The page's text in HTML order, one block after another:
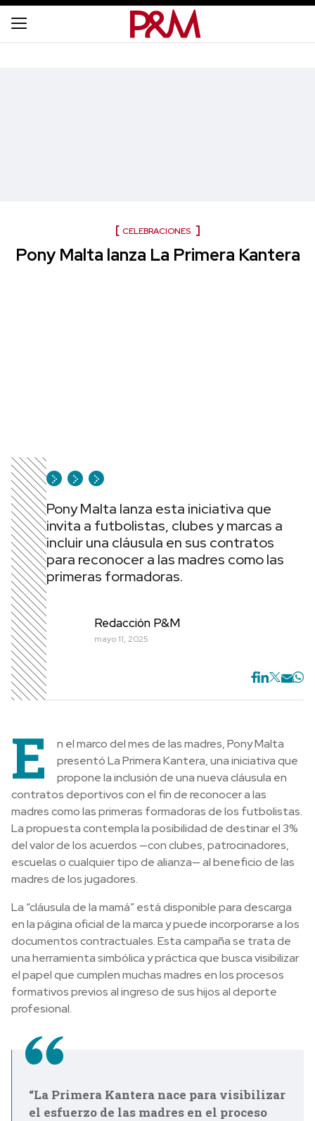
CELEBRACIONES
Pony Malta lanza La Primera Kantera
Pony Malta lanza esta iniciativa que
invita a futbolistas, clubes y marcas a
incluir una cláusula en sus contratos
para reconocer a las madres como las
primeras formadoras.
Redacción P&M
mayo 11, 2025
E
n el marco del mes de las madres, Pony Malta
presentó La Primera Kantera, una iniciativa que
propone la inclusión de una nueva cláusula en
contratos deportivos con el fin de reconocer a las
madres como las primeras formadoras de los futbolistas.
La propuesta contempla la posibilidad de destinar el 3%
del valor de los acuerdos —con clubes, patrocinadores,
escuelas o cualquier tipo de alianza— al beneficio de las
madres de los jugadores.
La “cláusula de la mamá” está disponible para descarga
en la página oficial de la marca y puede incorporarse a los
documentos contractuales. Esta campaña se trata de
una herramienta simbólica y práctica que busca visibilizar
el papel que cumplen muchas madres en los procesos
formativos previos al ingreso de sus hijos al deporte
profesional.
“La Primera Kantera nace para visibilizar
el esfuerzo de las madres en el proceso